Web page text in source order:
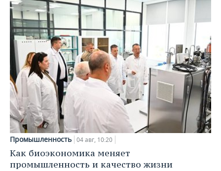
Промышленность 04 авг, 10:20
Как биоэкономика меняет
промышленность и качество жизни